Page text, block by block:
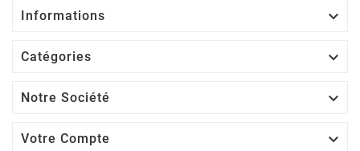
Informations 
Catégories 
Notre Société 
Votre Compte 